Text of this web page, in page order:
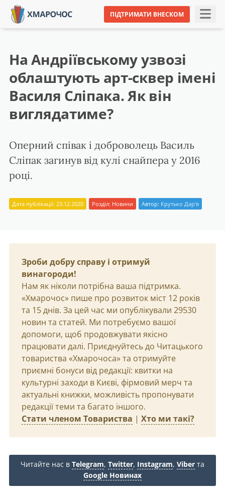
ПІДТРИМАТИ ВНЕСКОМ
На Андріївському узвозі
облаштують арт-сквер імені
Василя Сліпака. Як він
виглядатиме?
Оперний співак і доброволець Василь
Сліпак загинув від кулі снайпера у 2016
році.
Дата публікації: 23.12.2020 Розділ: Новини Автор: Крутько Дар'я
Зроби добру справу і отримуй
винагороди!
Нам як ніколи потрібна ваша підтримка.
«Хмарочос» пише про розвиток міст 12 років
та 15 днів. За цей час ми опублікували 29530
новин та статей. Ми потребуємо вашої
допомоги, щоб продовжувати якісно
працювати далі. Приєднуйтесь до Читацького
товариства «Хмарочоса» та отримуйте
приємні бонуси від редакції: квитки на
культурні заходи в Києві, фірмовий мерч та
актуальні книжки, можливість пропонувати
редакції теми та багато іншого.
Стати членом Товариства | Хто ми такі?
Читайте нас в Telegram, Twitter, Instagram, Viber та
Google Новинах